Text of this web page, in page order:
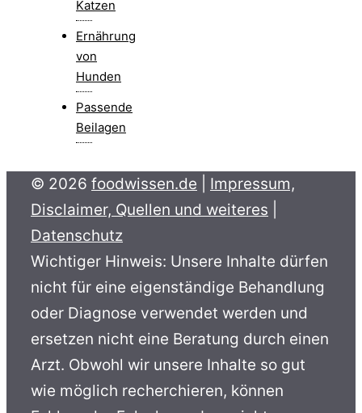
Katzen
Ernährung
von
Hunden
Passende
Beilagen
© 2026 foodwissen.de
Impressum,
Disclaimer, Quellen und weiteres
Datenschutz
Wichtiger Hinweis: Unsere Inhalte dürfen
nicht für eine eigenständige Behandlung
oder Diagnose verwendet werden und
ersetzen nicht eine Beratung durch einen
Arzt. Obwohl wir unsere Inhalte so gut
wie möglich recherchieren, können